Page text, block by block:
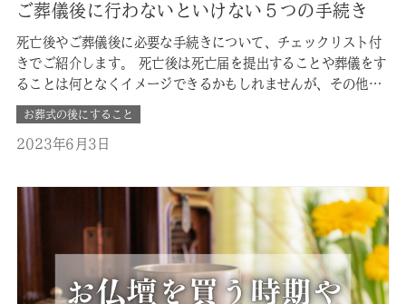
ご葬儀後に行わないといけない５つの手続き
死亡後やご葬儀後に必要な手続きについて、チェックリスト付
きでご紹介します。 死亡後は死亡届を提出することや葬儀をす
ることは何となくイメージできるかもしれませんが、その他に
どんな手続きがあり、どのように対応すればよいのかがわから
ず、いざその状況になった時に本当に困ったという方がたくさ
んおられます。 お通夜、ご葬儀、各種法要が終わり、ひと段落
2023年6月3日
お葬式の後にすること